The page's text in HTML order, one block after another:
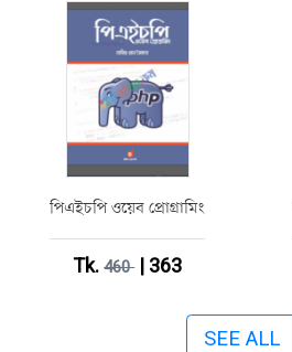
পিএইচপি ওয়েব প্রোগ্রামিং
Tk.460| 363
SEE ALL